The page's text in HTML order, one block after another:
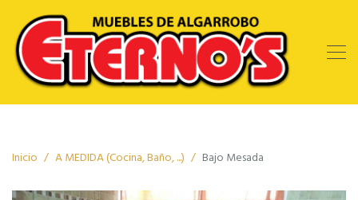
Inicio A MEDIDA (Cocina, Baño, ...) Bajo Mesada